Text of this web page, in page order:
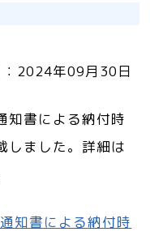
：2024年09月30日
知書による納付時
しました。詳細は
知書による納付時